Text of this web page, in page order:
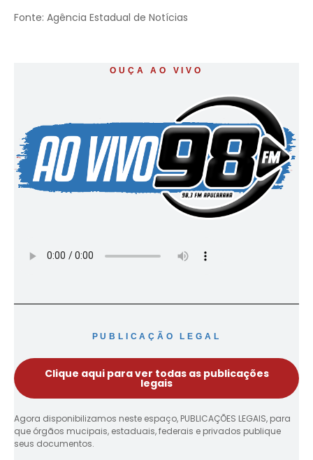
Fonte: Agência Estadual de Notícias
OUÇA AO VIVO
PUBLICAÇÃO LEGAL
Clique aqui para ver todas as publicações
legais
Agora disponibilizamos neste espaço, PUBLICAÇÕES LEGAIS, para
que órgãos mucipais, estaduais, federais e privados publique
seus documentos.